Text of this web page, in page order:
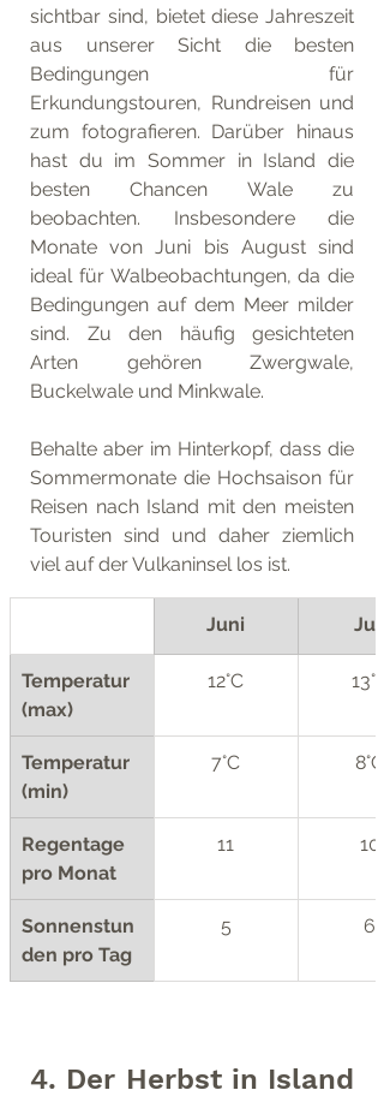
sichtbar sind, bietet diese Jahreszeit
aus unserer Sicht die besten
Bedingungen für
Erkundungstouren, Rundreisen und
zum fotografieren. Darüber hinaus
hast du im Sommer in Island die
besten Chancen Wale zu
beobachten. Insbesondere die
Monate von Juni bis August sind
ideal für Walbeobachtungen, da die
Bedingungen auf dem Meer milder
sind. Zu den häufig gesichteten
Arten gehören Zwergwale,
Buckelwale und Minkwale.
Behalte aber im Hinterkopf, dass die
Sommermonate die Hochsaison für
Reisen nach Island mit den meisten
Touristen sind und daher ziemlich
viel auf der Vulkaninsel los ist.
Juni Juli
Temperatur
(max)
12°C 13°C
Temperatur
(min)
7°C 8°C
Regentage
pro Monat
11 10
Sonnenstun
den pro Tag
5 6
4. Der Herbst in Island